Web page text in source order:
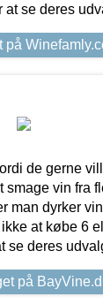
at se deres
på
de gerne
smage vin fra
man dyrker
at købe 6
se deres
på